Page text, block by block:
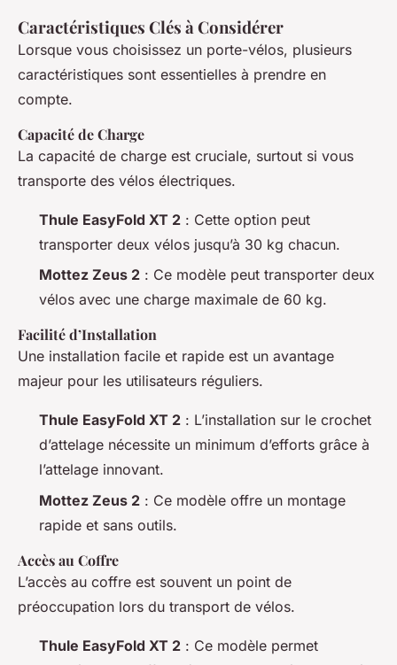
Caractéristiques Clés à Considérer
Lorsque vous choisissez un porte-vélos, plusieurs
caractéristiques sont essentielles à prendre en
compte.
Capacité de Charge
La capacité de charge est cruciale, surtout si vous
transporte des vélos électriques.
Thule EasyFold XT 2 : Cette option peut
transporter deux vélos jusqu’à 30 kg chacun.
Mottez Zeus 2 : Ce modèle peut transporter deux
vélos avec une charge maximale de 60 kg.
Facilité d’Installation
Une installation facile et rapide est un avantage
majeur pour les utilisateurs réguliers.
Thule EasyFold XT 2 : L’installation sur le crochet
d’attelage nécessite un minimum d’efforts grâce à
l’attelage innovant.
Mottez Zeus 2 : Ce modèle offre un montage
rapide et sans outils.
Accès au Coffre
L’accès au coffre est souvent un point de
préoccupation lors du transport de vélos.
Thule EasyFold XT 2 : Ce modèle permet